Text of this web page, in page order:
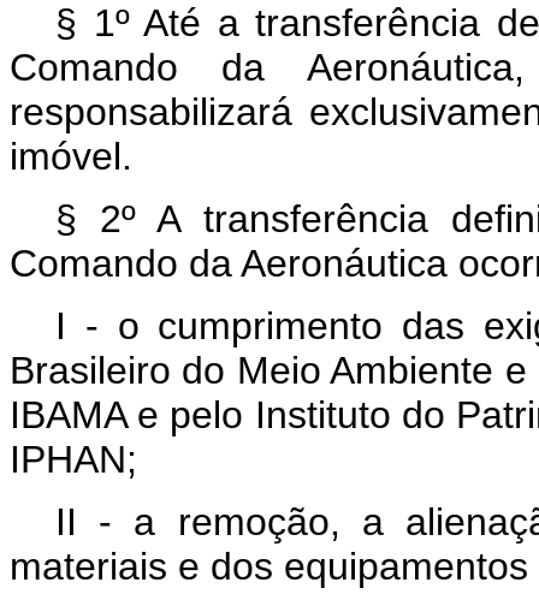
§ 1º Até a transferência
Comando da
responsabilizará
imóvel.
§ 2º A transferência
Comando da Aeronáutica
I - o cumprimento das
Brasileiro do Meio Ambiente
IBAMA e pelo Instituto do
IPHAN;
II - a remoção, a
materiais e dos